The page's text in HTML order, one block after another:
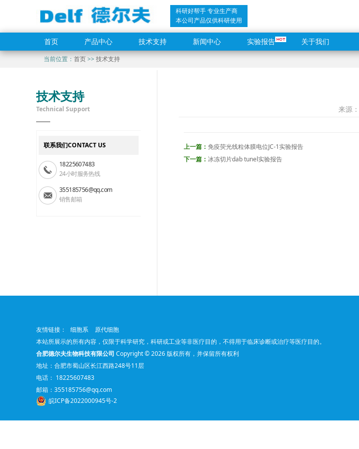
科研好帮手 专业生产商
本公司产品仅供科研使用
首页 产品中心 技术支持 新闻中心 实验报告 关于我们
当前位置： 首页>>技术支持
技术支持
Technical Support
联系我们CONTACT US
18225607483
24小时服务热线
355185756@qq.com
销售邮箱
来源：
上一篇： 免疫荧光线粒体膜电位JC-1实验报告
下一篇： 冰冻切片dab tunel实验报告
友情链接： 细胞系
原代细胞
本站所展示的所有内容，仅限于科学研究，科研或工业等非医疗目的，不得用于临床诊断或治疗等医疗目的。
合肥德尔夫生物科技有限公司 Copyright © 2026 版权所有，并保留所有权利
地址：合肥市蜀山区长江西路248号11层
电话： 18225607483
邮箱： 355185756@qq.com
皖ICP备2022000945号-2